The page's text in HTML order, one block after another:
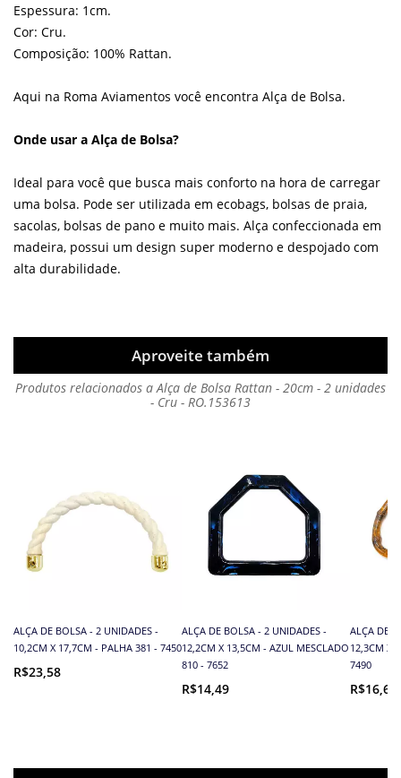
Espessura: 1cm.
Cor: Cru.
Composição: 100% Rattan.
Aqui na Roma Aviamentos você encontra Alça de Bolsa.
Onde usar a Alça de Bolsa?
Ideal para você que busca mais conforto na hora de carregar
uma bolsa. Pode ser utilizada em ecobags, bolsas de praia,
sacolas, bolsas de pano e muito mais. Alça confeccionada em
madeira, possui um design super moderno e despojado com
alta durabilidade.
Aproveite também
Produtos relacionados a Alça de Bolsa Rattan - 20cm - 2 unidades
- Cru - RO.153613
ALÇA DE BOLSA - 2 UNIDADES -
10,2CM X 17,7CM - PALHA 381 - 7450
R$23,58
ALÇA DE BOLSA - 2 UNIDADES -
12,2CM X 13,5CM - AZUL MESCLADO
810 - 7652
R$14,49
ALÇA DE
12,3CM X
7490
R$16,68